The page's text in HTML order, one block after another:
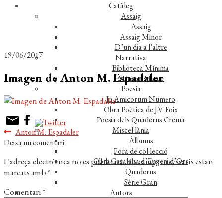
Catàleg
Assaig
Assaig
Assaig Minor
D’un dia a l’altre
Narrativa
Biblioteca Mínima
Mínima Minor
Poesia
In Amicorum Numero
Obra Poètica de J.V. Foix
Poesia dels Quaderns Crema
Miscel·lània
Àlbums
Fora de col·lecció
Obra Catalana d’Eugeni d’Ors
Quaderns
Sèrie Gran
Autors
19/06/2017
Imagen de Anton M. Espadaler
Navegació
d'entrades
Entrada
anterior:
Anton M. Espadaler
Deixa un comentari
L'adreça electrònica no es publicarà.Els camps necessaris estan
marcats amb*
Comentari*